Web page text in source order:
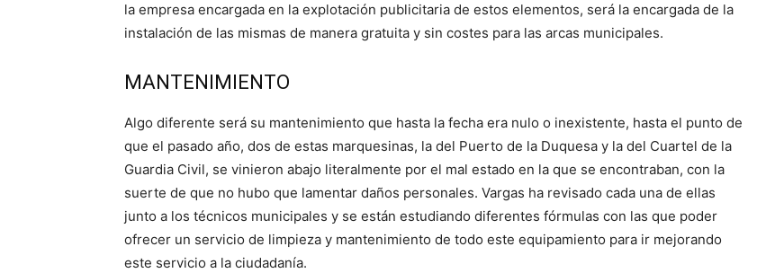
la empresa encargada en la explotación publicitaria de estos elementos, será la encargada de la
instalación de las mismas de manera gratuita y sin costes para las arcas municipales.
MANTENIMIENTO
Algo diferente será su mantenimiento que hasta la fecha era nulo o inexistente, hasta el punto de
que el pasado año, dos de estas marquesinas, la del Puerto de la Duquesa y la del Cuartel de la
Guardia Civil, se vinieron abajo literalmente por el mal estado en la que se encontraban, con la
suerte de que no hubo que lamentar daños personales. Vargas ha revisado cada una de ellas
junto a los técnicos municipales y se están estudiando diferentes fórmulas con las que poder
ofrecer un servicio de limpieza y mantenimiento de todo este equipamiento para ir mejorando
este servicio a la ciudadanía.